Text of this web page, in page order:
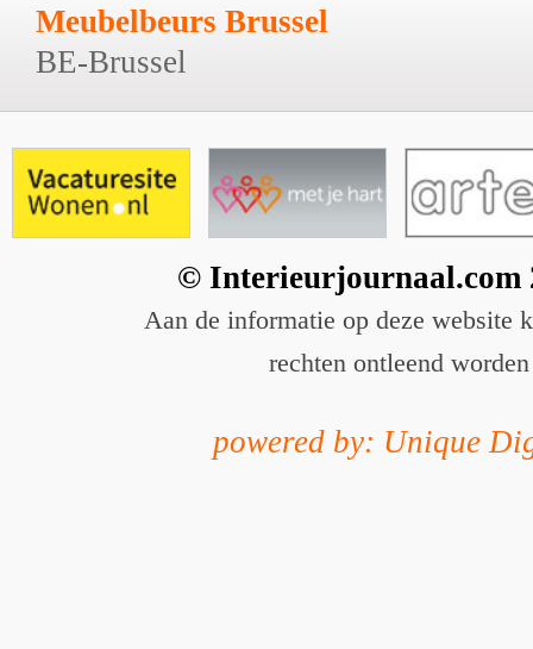
Meubelbeurs Brussel
BE-Brussel
© Interieurjournaal.com
Aan de informatie op deze website
rechten ontleend worden
powered by: Unique